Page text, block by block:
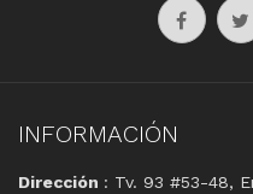
INFORMACIÓN
Dirección : Tv. 93 #53-48,